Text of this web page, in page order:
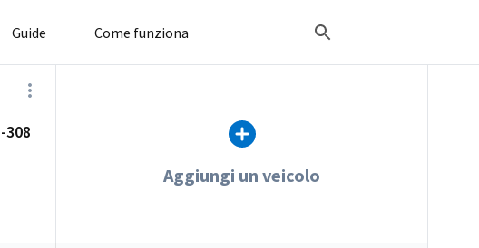
Guide Come funziona
308
Aggiungi un veicolo